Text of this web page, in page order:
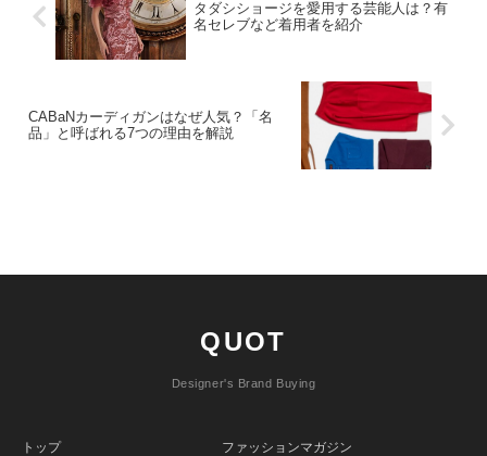
タダシショージを愛用する芸能人は？有
名セレブなど着用者を紹介
CABaNカーディガンはなぜ人気？「名
品」と呼ばれる7つの理由を解説
QUOT
Designer's Brand Buying
トップ ファッションマガジン